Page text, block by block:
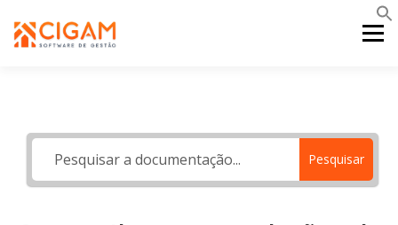
para
Menu
PORTAL WEB MOBILE SUPORTE Pesquisar